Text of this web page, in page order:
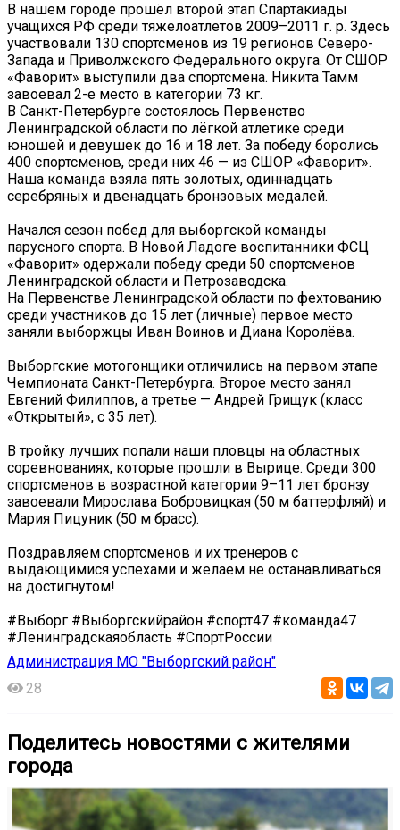
‍В нашем городе прошёл второй этап Спартакиады
учащихся РФ среди тяжелоатлетов 2009–2011 г. р. Здесь
участвовали 130 спортсменов из 19 регионов Северо-
Запада и Приволжского Федерального округа. От СШОР
«Фаворит» выступили два спортсмена. Никита Тамм
завоевал 2-е место в категории 73 кг.
В Санкт-Петербурге состоялось Первенство
Ленинградской области по лёгкой атлетике среди
юношей и девушек до 16 и 18 лет. За победу боролись
400 спортсменов, среди них 46 — из СШОР «Фаворит».
Наша команда взяла пять золотых, одиннадцать
серебряных и двенадцать бронзовых медалей.
Начался сезон побед для выборгской команды
парусного спорта. В Новой Ладоге воспитанники ФСЦ
«Фаворит» одержали победу среди 50 спортсменов
Ленинградской области и Петрозаводска.
На Первенстве Ленинградской области по фехтованию
среди участников до 15 лет (личные) первое место
заняли выборжцы Иван Воинов и Диана Королёва.
Выборгские мотогонщики отличились на первом этапе
Чемпионата Санкт-Петербурга. Второе место занял
Евгений Филиппов, а третье — Андрей Грищук (класс
«Открытый», с 35 лет).
‍В тройку лучших попали наши пловцы на областных
соревнованиях, которые прошли в Вырице. Среди 300
спортсменов в возрастной категории 9–11 лет бронзу
завоевали Мирослава Бобровицкая (50 м баттерфляй) и
Мария Пицуник (50 м брасс).
Поздравляем спортсменов и их тренеров с
выдающимися успехами и желаем не останавливаться
на достигнутом!
#Выборг #Выборгскийрайон #спорт47 #команда47
#Ленинградскаяобласть #СпортРоссии
Администрация МО "Выборгский район"
28
Поделитесь новостями с жителями
города